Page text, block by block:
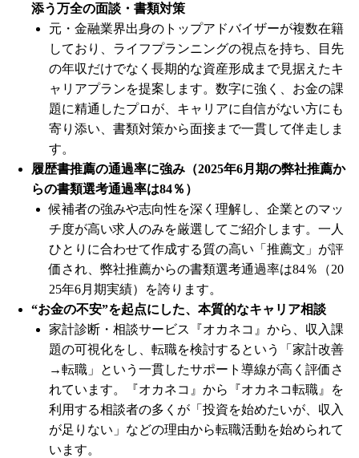
添う万全の面談・書類対策
元・金融業界出身のトップアドバイザーが複数在籍
しており、ライフプランニングの視点を持ち、目先
の年収だけでなく長期的な資産形成まで見据えたキ
ャリアプランを提案します。数字に強く、お金の課
題に精通したプロが、キャリアに自信がない方にも
寄り添い、書類対策から面接まで一貫して伴走しま
す。
履歴書推薦の通過率に強み（2025年6月期の弊社推薦か
らの書類選考通過率は84％）
候補者の強みや志向性を深く理解し、企業とのマッ
チ度が高い求人のみを厳選してご紹介します。一人
ひとりに合わせて作成する質の高い「推薦文」が評
価され、弊社推薦からの書類選考通過率は84％（20
25年6月期実績）を誇ります。
“お金の不安”を起点にした、本質的なキャリア相談
家計診断・相談サービス『オカネコ』から、収入課
題の可視化をし、転職を検討するという「家計改善
→転職」という一貫したサポート導線が高く評価さ
れています。『オカネコ』から『オカネコ転職』を
利用する相談者の多くが「投資を始めたいが、収入
が足りない」などの理由から転職活動を始められて
います。